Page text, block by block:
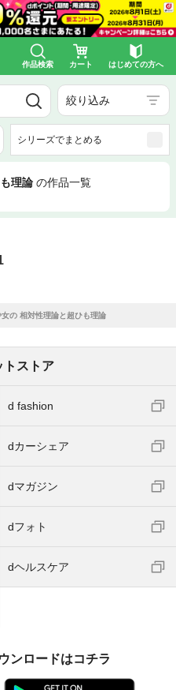
作品検索 カート はじめての方へ
絞り込み
シリーズでまとめる
理論 の作品一覧
の 相対性理論と超ひも理論
トストア
d fashion
dカーシェア
dマガジン
dフォト
dヘルスケア
ンロードはコチラ